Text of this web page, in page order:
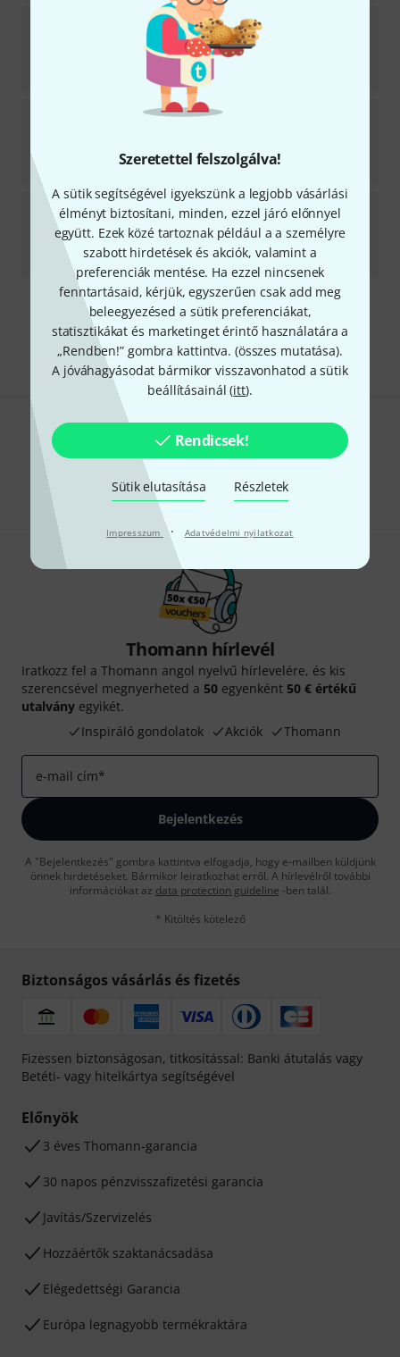
Szeretettel felszolgálva!
A sütik segítségével igyekszünk a legjobb vásárlási
élményt biztosítani, minden, ezzel járó előnnyel
együtt. Ezek közé tartoznak például a a személyre
szabott hirdetések és akciók, valamint a
preferenciák mentése. Ha ezzel nincsenek
fenntartásaid, kérjük, egyszerűen csak add meg
beleegyezésed a sütik preferenciákat,
statisztikákat és marketinget érintő használatára a
„Rendben!” gombra kattintva. (összes mutatása).
A jóváhagyásodat bármikor visszavonhatod a sütik
beállításainál (itt).
Rendicsek!
Sütik elutasítása Részletek
Impresszum · Adatvédelmi nyilatkozat
SvetlanaEL34 Tube Matched Pair
1
Azonnal szállítható
42 590
E34L-CZ Tubes Matched Pair
31 290Ft
TAD RT121 EL34-STR Redbase
Rövid várakozási idő (2-5 nap) után szállítható
14 690Ft
Díjmentes szállítás 79 000 Ft fölött
Minden ár tartalmazza az ÁFÁ-t
Tetszik, amit látsz?
Megosztás Súgó & Visszajelzések
Thomann hírlevél
Iratkozz fel a Thomann angol nyelvű hírlevelére, és kis
szerencsével megnyerheted a 50 egyenként 50 € értékű
utalvány egyikét.
Inspiráló gondolatok
Akciók Thomann
e-mail cím*
Bejelentkezés
A "Bejelentkezés" gombra kattintva elfogadja, hogy e-mailben küldjünk
önnek hirdetéseket. Bármikor leiratkozhat erről. A hírlevélről további
információkat az data protection guideline -ben talál.
* Kitöltés kötelező
Biztonságos vásárlás és fizetés
Fizessen biztonságosan, titkosítással: Banki átutalás vagy
Betéti- vagy hitelkártya segítségével
Előnyök
3 éves Thomann-garancia
30 napos pénzvisszafizetési garancia
Javítás/Szervizelés
Hozzáértők szaktanácsadása
Elégedettségi Garancia
Európa legnagyobb termékraktára